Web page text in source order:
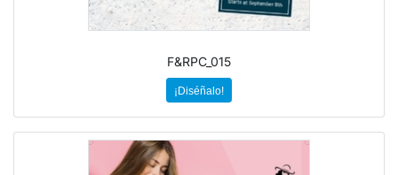
F&RPC_015
¡Diséñalo!